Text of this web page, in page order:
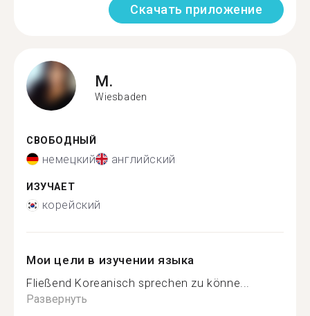
Скачать приложение
M.
Wiesbaden
СВОБОДНЫЙ
немецкий английский
ИЗУЧАЕТ
корейский
Мои цели в изучении языка
Fließend Koreanisch sprechen zu könne...
Развернуть